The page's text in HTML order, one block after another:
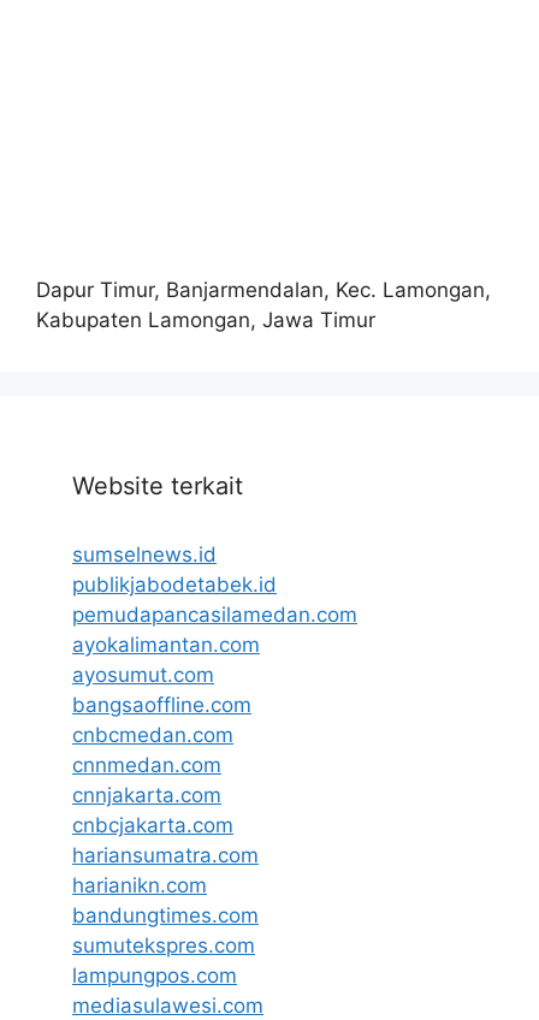
Dapur Timur, Banjarmendalan, Kec. Lamongan,
Kabupaten Lamongan, Jawa Timur
Website terkait
sumselnews.id
publikjabodetabek.id
pemudapancasilamedan.com
ayokalimantan.com
ayosumut.com
bangsaoffline.com
cnbcmedan.com
cnnmedan.com
cnnjakarta.com
cnbcjakarta.com
hariansumatra.com
harianikn.com
bandungtimes.com
sumutekspres.com
lampungpos.com
mediasulawesi.com